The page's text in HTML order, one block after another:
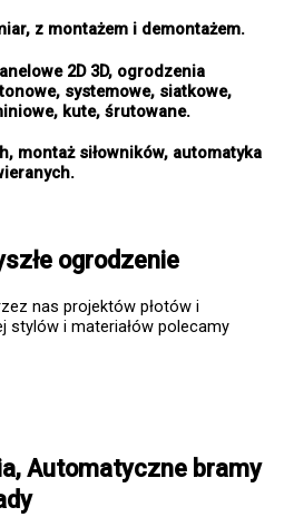
z montażem i demontażem.
2D 3D, ogrodzenia
systemowe, siatkowe,
kute, śrutowane.
montaż siłowników, automatyka
ogrodzenie
nas projektów płotów i
stylów i materiałów polecamy
Automatyczne bramy